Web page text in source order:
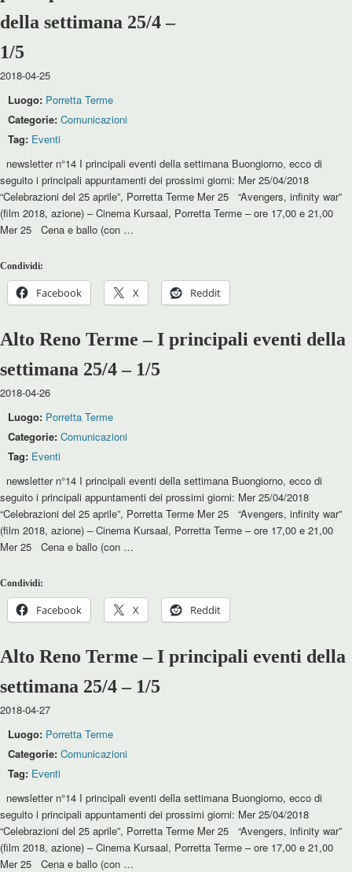
della settimana 25/4 –
1/5
2018-04-25
Luogo: Porretta Terme
Categorie: Comunicazioni
Tag: Eventi
newsletter n°14 I principali eventi della settimana Buongiorno, ecco di
seguito i principali appuntamenti dei prossimi giorni: Mer 25/04/2018
“Celebrazioni del 25 aprile”, Porretta Terme Mer 25 “Avengers, infinity war”
(film 2018, azione) – Cinema Kursaal, Porretta Terme – ore 17,00 e 21,00
Mer 25 Cena e ballo (con …
Condividi:
Facebook X Reddit
Alto Reno Terme – I principali eventi della
settimana 25/4 – 1/5
2018-04-26
Luogo: Porretta Terme
Categorie: Comunicazioni
Tag: Eventi
newsletter n°14 I principali eventi della settimana Buongiorno, ecco di
seguito i principali appuntamenti dei prossimi giorni: Mer 25/04/2018
“Celebrazioni del 25 aprile”, Porretta Terme Mer 25 “Avengers, infinity war”
(film 2018, azione) – Cinema Kursaal, Porretta Terme – ore 17,00 e 21,00
Mer 25 Cena e ballo (con …
Condividi:
Facebook X Reddit
Alto Reno Terme – I principali eventi della
settimana 25/4 – 1/5
2018-04-27
Luogo: Porretta Terme
Categorie: Comunicazioni
Tag: Eventi
newsletter n°14 I principali eventi della settimana Buongiorno, ecco di
seguito i principali appuntamenti dei prossimi giorni: Mer 25/04/2018
“Celebrazioni del 25 aprile”, Porretta Terme Mer 25 “Avengers, infinity war”
(film 2018, azione) – Cinema Kursaal, Porretta Terme – ore 17,00 e 21,00
Mer 25 Cena e ballo (con …